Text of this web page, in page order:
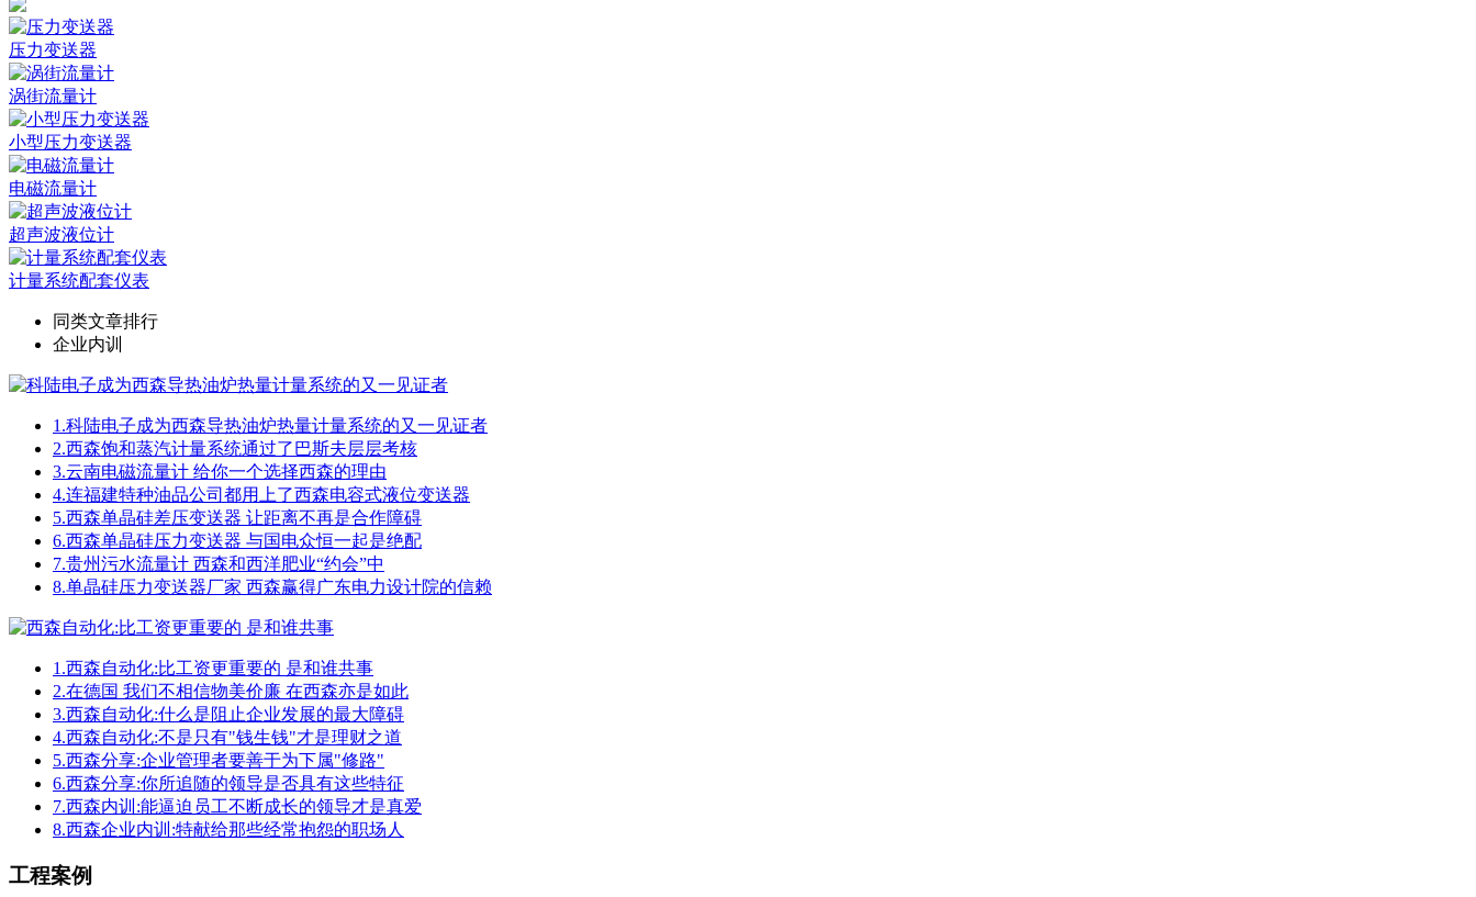
压力变送器
涡街流量计
小型压力变送器
电磁流量计
超声波液位计
计量系统配套仪表
同类文章排行
企业内训
1.科陆电子成为西森导热油炉热量计量系统的又一见证者
2.西森饱和蒸汽计量系统通过了巴斯夫层层考核
3.云南电磁流量计 给你一个选择西森的理由
4.连福建特种油品公司都用上了西森电容式液位变送器
5.西森单晶硅差压变送器 让距离不再是合作障碍
6.西森单晶硅压力变送器 与国电众恒一起是绝配
7.贵州污水流量计 西森和西洋肥业“约会”中
8.单晶硅压力变送器厂家 西森赢得广东电力设计院的信赖
1.西森自动化:比工资更重要的 是和谁共事
2.在德国 我们不相信物美价廉 在西森亦是如此
3.西森自动化:什么是阻止企业发展的最大障碍
4.西森自动化:不是只有"钱生钱"才是理财之道
5.西森分享:企业管理者要善于为下属"修路"
6.西森分享:你所追随的领导是否具有这些特征
7.西森内训:能逼迫员工不断成长的领导才是真爱
8.西森企业内训:特献给那些经常抱怨的职场人
工程案例